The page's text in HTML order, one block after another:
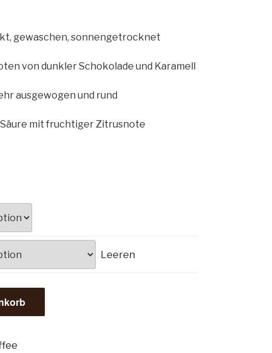
gewaschen, sonnengetrocknet
von dunkler Schokolade und Karamell
und rund
mit fruchtiger Zitrusnote
Leeren